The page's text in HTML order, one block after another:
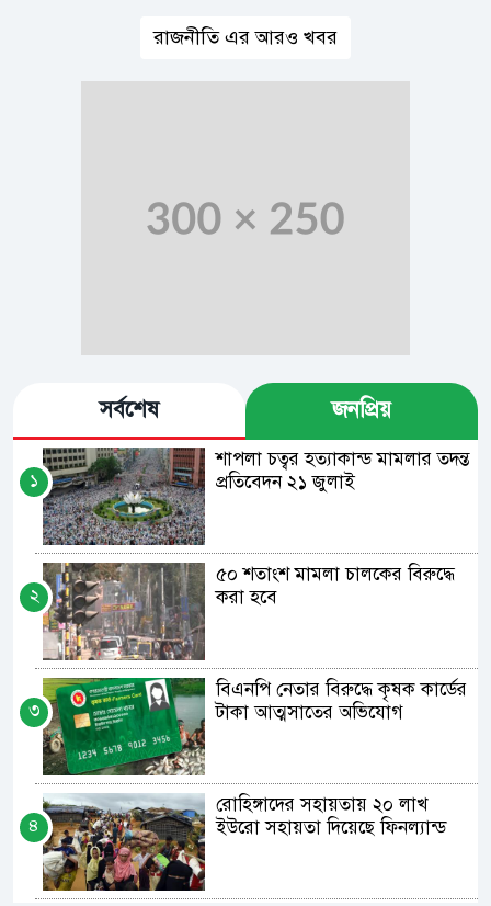
রাজনীতি এর আরও খবর
সর্বশেষ জনপ্রিয়
১
শাপলা চত্বর হত্যাকান্ড মামলার তদন্ত
প্রতিবেদন ২১ জুলাই
২
৫০ শতাংশ মামলা চালকের বিরুদ্ধে
করা হবে
৩
বিএনপি নেতার বিরুদ্ধে কৃষক কার্ডের
টাকা আত্মসাতের অভিযোগ
৪
রোহিঙ্গাদের সহায়তায় ২০ লাখ
ইউরো সহায়তা দিয়েছে ফিনল্যান্ড